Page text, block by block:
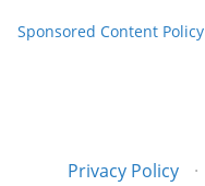
Sponsored Content Policy
Privacy Policy ·